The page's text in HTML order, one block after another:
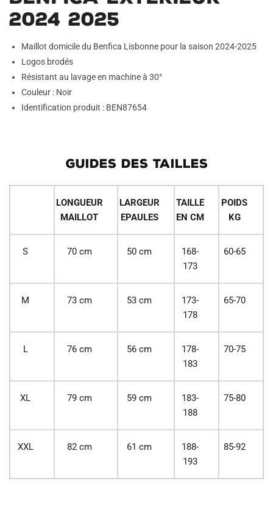
2024 2025
Maillot domicile du Benfica Lisbonne pour la saison 2024-2025
Logos brodés
Résistant au lavage en machine à 30°
Couleur : Noir
Identification produit : BEN87654
GUIDES DES TAILLES
LONGUEUR
MAILLOT
LARGEUR
EPAULES
TAILLE
EN CM
POIDS
KG
S 70 cm 50 cm
168-
173
60-65
M 73 cm 53 cm
173-
178
65-70
L 76 cm 56 cm
178-
183
70-75
XL 79 cm 59 cm
183-
188
75-80
XXL 82 cm 61 cm
188-
193
85-92